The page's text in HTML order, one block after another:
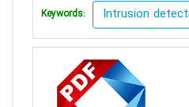
Keywords: Intrusion